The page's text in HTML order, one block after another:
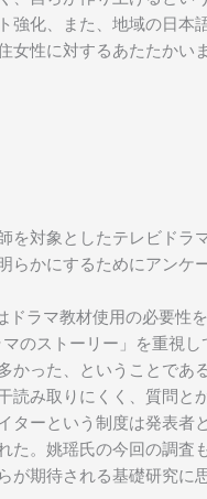
化、また、地域の日本
性に対するあたたかい
対象としたテレビドラ
かにするためにアンケ
マ教材使用の必要性
のストーリー」を重視
った、ということであ
み取りにくく、質問と
ーという制度は発表
。姚瑶氏の今回の調査
期待される基礎研究に思